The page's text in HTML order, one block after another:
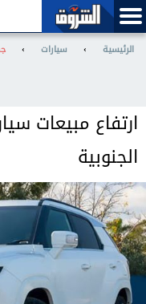
الرئيسية › سيارات ›
ارتفاع مبيعات
الجنوبية